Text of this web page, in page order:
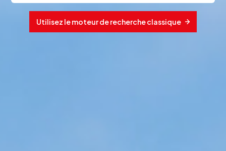
Utilisez le moteur de recherche classique